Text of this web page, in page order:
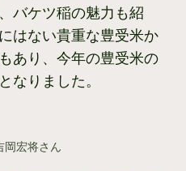
バケツ稲の魅力も紹
はない貴重な豊受米か
あり、今年の豊受米の
なりました。
宏将さん